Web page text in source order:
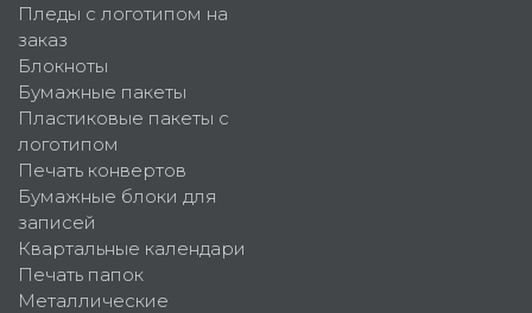
Пледы с логотипом на
заказ
Блокноты
Бумажные пакеты
Пластиковые пакеты с
логотипом
Печать конвертов
Бумажные блоки для
записей
Квартальные календари
Печать папок
Металлические